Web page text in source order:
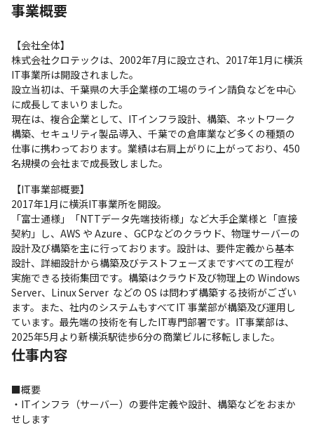
事業概要
【会社全体】
株式会社クロテックは、2002年7月に設立され、2017年1月に横浜
IT事業所は開設されました。
設立当初は、千葉県の大手企業様の工場のライン請負などを中心
に成長してまいりました。
現在は、複合企業として、ITインフラ設計、構築、ネットワーク
構築、セキュリティ製品導入、千葉での倉庫業など多くの種類の
仕事に携わっております。業績は右肩上がりに上がっており、450
名規模の会社まで成長致しました。
【IT事業部概要】
2017年1月に横浜IT事業所を開設。
「富士通様」「NTTデータ先端技術様」など大手企業様と「直接
契約」し、AWS や Azure 、GCPなどのクラウド、物理サーバーの
設計及び構築を主に行っております。設計は、要件定義から基本
設計、詳細設計から構築及びテストフェーズまですべての工程が
実施できる技術集団です。構築はクラウド及び物理上の Windows
Server、Linux Server  などの OS は問わず構築する技術がござい
ます。また、社内のシステムもすべてIT 事業部が構築及び運用し
ています。最先端の技術を有したIT専門部署です。IT事業部は、
2025年5月より新横浜駅徒歩6分の商業ビルに移転しました。
仕事内容
■概要
・ITインフラ（サーバー）の要件定義や設計、構築などをおまか
せします